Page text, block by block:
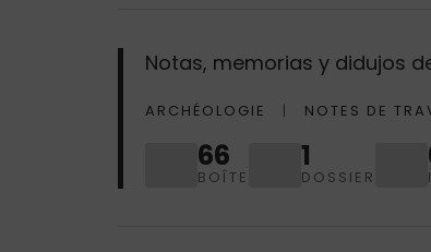
Notas, memorias y didujos
ARCHÉOLOGIE NOTES DE
66
BOÎTE
1
DOSSIER